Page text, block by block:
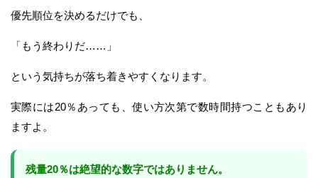
優先順位を決めるだけでも、
「もう終わりだ……」
という気持ちが落ち着きやすくなります。
実際には20％あっても、使い方次第で数時間持つこともあり
ますよ。
残量20％は絶望的な数字ではありません。